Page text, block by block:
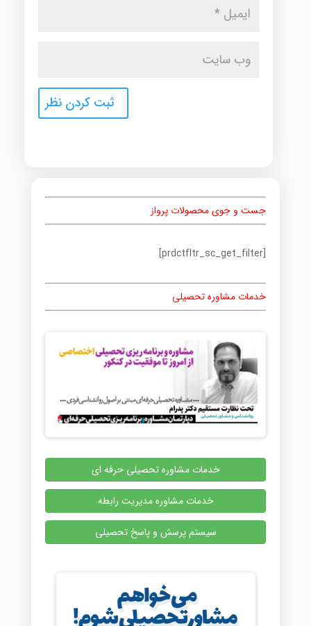
جست و جوی محصولات پرواز
[prdctfltr_sc_get_filter]
خدمات مشاوره تحصیلی
خدمات مشاوره تحصیلی حرفه ای
خدمات مشاوره مدیریت رابطه
سیستم پرسش و پاسخ تحصیلی